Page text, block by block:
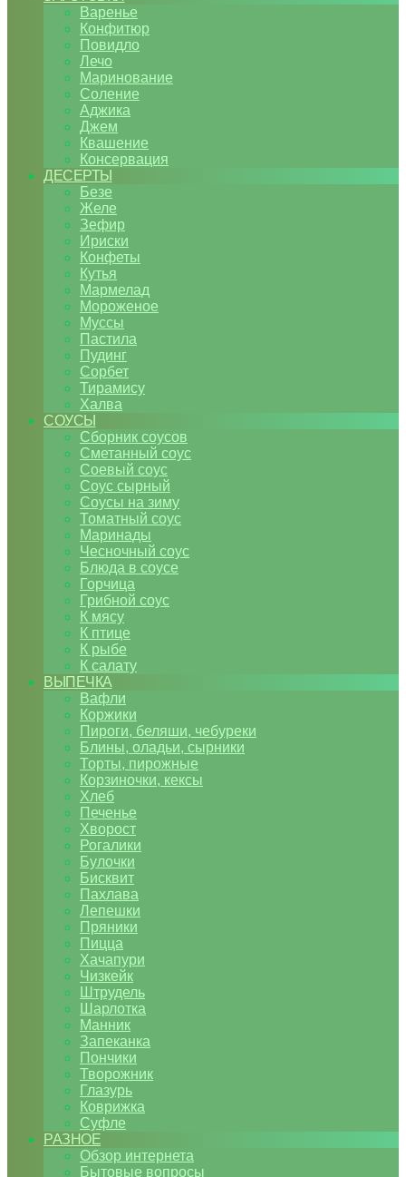
Варенье
Конфитюр
Повидло
Лечо
Маринование
Соление
Аджика
Джем
Квашение
Консервация
ДЕСЕРТЫ
Безе
Желе
Зефир
Ириски
Конфеты
Кутья
Мармелад
Мороженое
Муссы
Пастила
Пудинг
Сорбет
Тирамису
Халва
СОУСЫ
Сборник соусов
Сметанный соус
Соевый соус
Соус сырный
Соусы на зиму
Томатный соус
Маринады
Чесночный соус
Блюда в соусе
Горчица
Грибной соус
К мясу
К птице
К рыбе
К салату
ВЫПЕЧКА
Вафли
Коржики
Пироги, беляши, чебуреки
Блины, оладьи, сырники
Торты, пирожные
Корзиночки, кексы
Хлеб
Печенье
Хворост
Рогалики
Булочки
Бисквит
Пахлава
Лепешки
Пряники
Пицца
Хачапури
Чизкейк
Штрудель
Шарлотка
Манник
Запеканка
Пончики
Творожник
Глазурь
Коврижка
Суфле
РАЗНОЕ
Обзор интернета
Бытовые вопросы